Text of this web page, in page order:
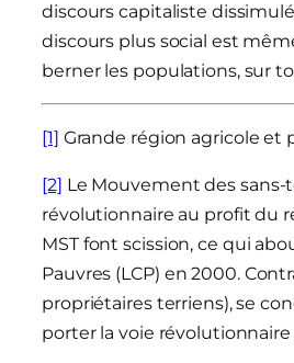
discours capitaliste
discours plus social est
berner les populations, sur
[1] Grande région agricole et
[2] Le Mouvement des sans-
révolutionnaire au profit du
MST font scission, ce qui
Pauvres (LCP) en 2000.
propriétaires terriens), se
porter la voie